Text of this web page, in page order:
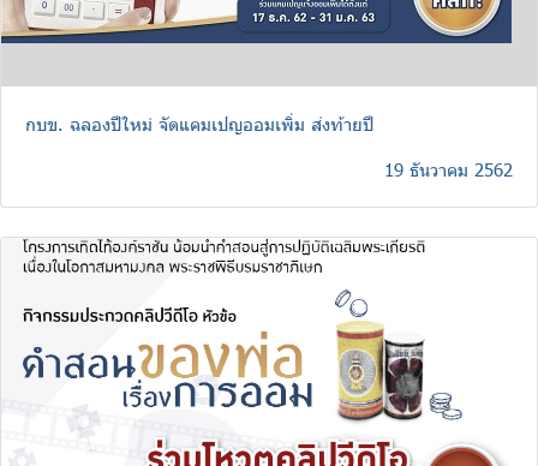
กบข. ฉลองปีใหม่ จัดแคมเปญออมเพิ่ม ส่งท้ายปี
19 ธันวาคม 2562